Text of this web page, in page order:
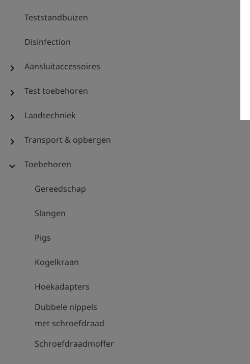
Teststandbuizen
Disinfection
chevron_right Aansluitaccessoires
chevron_right Test toebehoren
chevron_right Laadtechniek
chevron_right Transport & opbergen
expand_more Toebehoren
Gereedschap
Slangen
Pigs
Kogelkraan
Hoekadapters
Dubbele nippels
met schroefdraad
Schroefdraadmoffen